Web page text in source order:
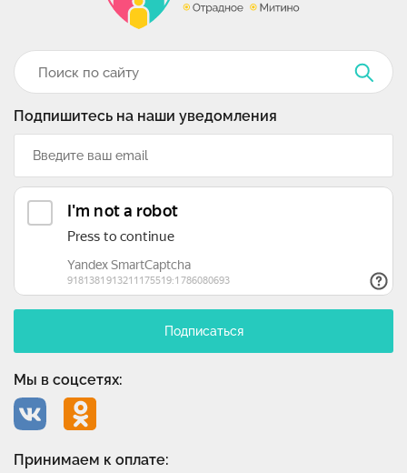
Мы в соцсетях:
Подпишитесь на наши уведомления
Подписаться
Принимаем к оплате: